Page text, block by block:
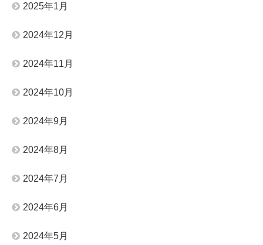
2025年1月
2024年12月
2024年11月
2024年10月
2024年9月
2024年8月
2024年7月
2024年6月
2024年5月